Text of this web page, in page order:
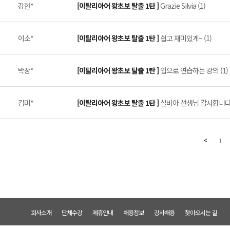
강현* [이탈리아어 왕초보 탈출 1탄 ]Grazie Silvia (1)
이소* [이탈리아어 왕초보 탈출 1탄 ] 쉽고 재미있게~ (1)
박상* [이탈리아어 왕초보 탈출 1탄 ] 입으로 연습하는 강의 (1)
김미* [이탈리아어 왕초보 탈출 1탄 ] 실비아 선생님 감사합니
1
회사소개 단체수강 제휴안내 채용정보 강사채용 찾아오시는 길